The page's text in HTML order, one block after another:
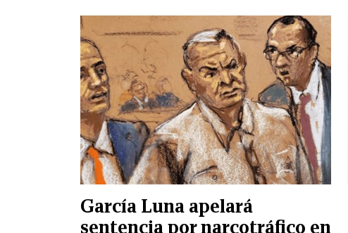
García Luna apelará
sentencia por narcotráfico en